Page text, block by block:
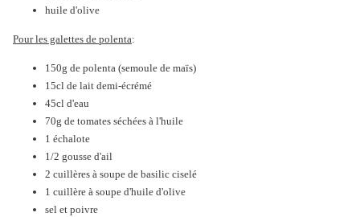
huile d'olive
Pour les galettes de polenta:
150g de polenta (semoule de maïs)
15cl de lait demi-écrémé
45cl d'eau
70g de tomates séchées à l'huile
1 échalote
1/2 gousse d'ail
2 cuillères à soupe de basilic ciselé
1 cuillère à soupe d'huile d'olive
sel et poivre